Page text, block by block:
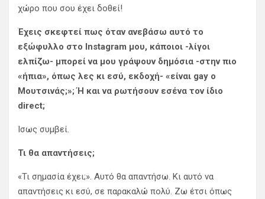
χώρο που σου έχει δοθεί!
Έχεις σκεφτεί πως όταν ανεβάσω αυτό το
εξώφυλλο στο Instagram μου, κάποιοι -λίγοι
ελπίζω- μπορεί να μου γράψουν δημόσια -στην πιο
«ήπια», όπως λες κι εσύ, εκδοχή- «είναι gay ο
Μουτσινάς;»; Ή και να ρωτήσουν εσένα τον ίδιο
direct;
Ίσως συμβεί.
Τι θα απαντήσεις;
«Τι σημασία έχει;». Αυτό θα απαντήσω. Κι αυτό να
απαντήσεις κι εσύ, σε παρακαλώ πολύ. Ζω έτσι όπως